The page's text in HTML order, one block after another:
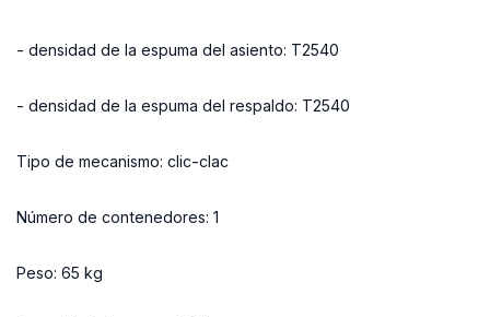
- densidad de la espuma del asiento: T2540
- densidad de la espuma del respaldo: T2540
Tipo de mecanismo: clic-clac
Número de contenedores: 1
Peso: 65 kg